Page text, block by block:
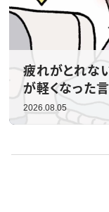
疲れがとれな
が軽くなった言
2026.08.05